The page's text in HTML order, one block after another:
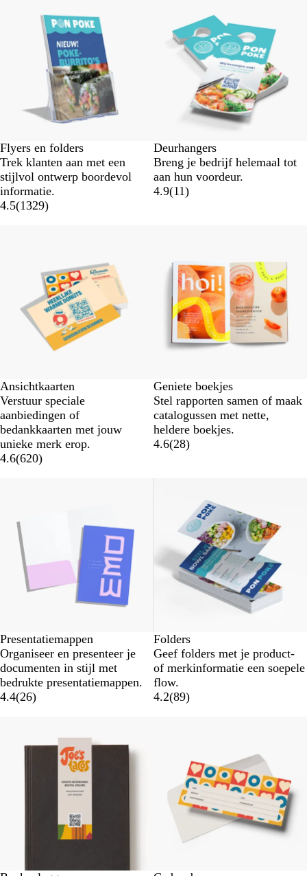
Flyers en folders
Trek klanten aan met een
stijlvol ontwerp boordevol
informatie.
4.5(1329)
Deurhangers
Breng je bedrijf helemaal tot
aan hun voordeur.
4.9(11)
Ansichtkaarten
Verstuur speciale
aanbiedingen of
bedankkaarten met jouw
unieke merk erop.
4.6(620)
Geniete boekjes
Stel rapporten samen of maak
catalogussen met nette,
heldere boekjes.
4.6(28)
Presentatiemappen
Organiseer en presenteer je
documenten in stijl met
bedrukte presentatiemappen.
4.4(26)
Folders
Geef folders met je product-
of merkinformatie een soepele
flow.
4.2(89)